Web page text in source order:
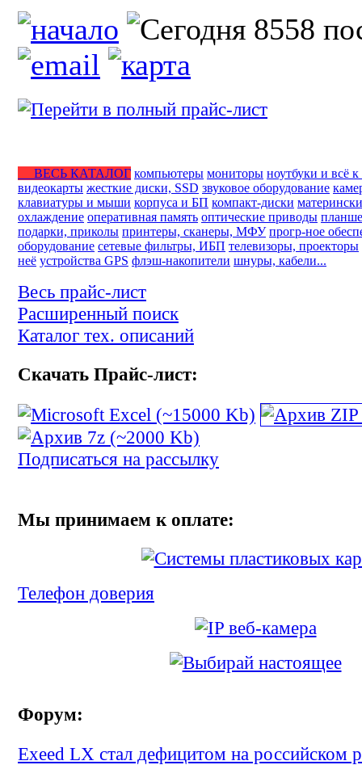
ВЕСЬ КАТАЛОГ компьютеры мониторы ноутбуки и всё
видеокарты жесткие диски, SSD звуковое оборудование
клавиатуры и мыши корпуса и БП компакт-диски
охлаждение оперативная память оптические приводы
подарки, приколы принтеры, сканеры, МФУ прогр-ное
оборудование сетевые фильтры, ИБП телевизоры, проекторы
неё устройства GPS флэш-накопители шнуры, кабели...
Весь прайс-лист
Расширенный поиск
Каталог тех. описаний
Скачать Прайс-лист:
Подписаться на рассылку
Мы принимаем к оплате:
Телефон доверия
Форум:
Exeed LX стал дефицитом на российском